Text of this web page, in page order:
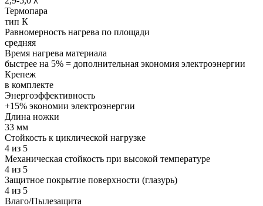
Термопара
тип К
Равномерность нагрева по площади
средняя
Время нагрева материала
быстрее на 5% = дополнительная экономия электроэнергии
Крепеж
в комплекте
Энергоэффективность
+15% экономии электроэнергии
Длина ножки
33 мм
Стойкость к циклической нагрузке
4 из 5
Механическая стойкость при высокой температуре
4 из 5
Защитное покрытие поверхности (глазурь)
4 из 5
Влаго/Пылезащита